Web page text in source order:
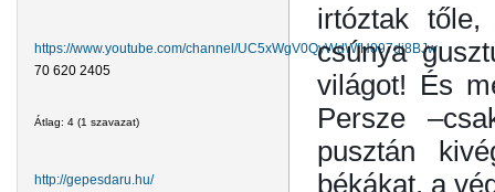
https://www.youtube.com/channel/UC5xWgV0QyWdWfH097dj8BJw
70 620 2405
Átlag: 4 (1 szavazat)
http://gepesdaru.hu/
irtóztak
csúnya
világot! És
Persze
pusztán
békákat, a